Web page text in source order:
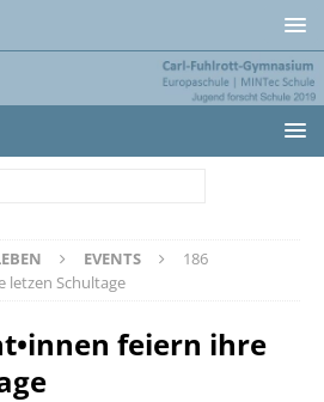
EVENTS
186
letzen Schultage
feiern ihre